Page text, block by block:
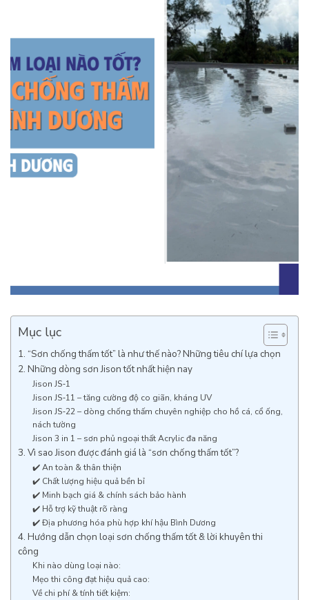
Mục lục
1. “Sơn chống thấm tốt” là như thế nào? Những tiêu chí lựa chọn
2. Những dòng sơn Jison tốt nhất hiện nay
Jison JS‑1
Jison JS‑11 – tăng cường độ co giãn, kháng UV
Jison JS‑22 – dòng chống thấm chuyên nghiệp cho hồ cá, cổ ống,
nách tường
Jison 3 in 1 – sơn phủ ngoại thất Acrylic đa năng
3. Vì sao Jison được đánh giá là “sơn chống thấm tốt”?
✔️ An toàn & thân thiện
✔️ Chất lượng hiệu quả bền bỉ
✔️ Minh bạch giá & chính sách bảo hành
✔️ Hỗ trợ kỹ thuật rõ ràng
✔️ Địa phương hóa phù hợp khí hậu Bình Dương
4. Hướng dẫn chọn loại sơn chống thấm tốt & lời khuyên thi
công
Khi nào dùng loại nào:
Mẹo thi công đạt hiệu quả cao:
Về chi phí & tính tiết kiệm: